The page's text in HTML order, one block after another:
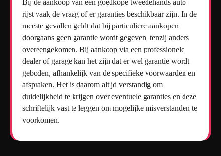
Bij de aankoop van een goedkope tweedehands auto
rijst vaak de vraag of er garanties beschikbaar zijn. In de
meeste gevallen geldt dat bij particuliere aankopen
doorgaans geen garantie wordt gegeven, tenzij anders
overeengekomen. Bij aankoop via een professionele
dealer of garage kan het zijn dat er wel garantie wordt
geboden, afhankelijk van de specifieke voorwaarden en
afspraken. Het is daarom altijd verstandig om
duidelijkheid te krijgen over eventuele garanties en deze
schriftelijk vast te leggen om mogelijke misverstanden te
voorkomen.